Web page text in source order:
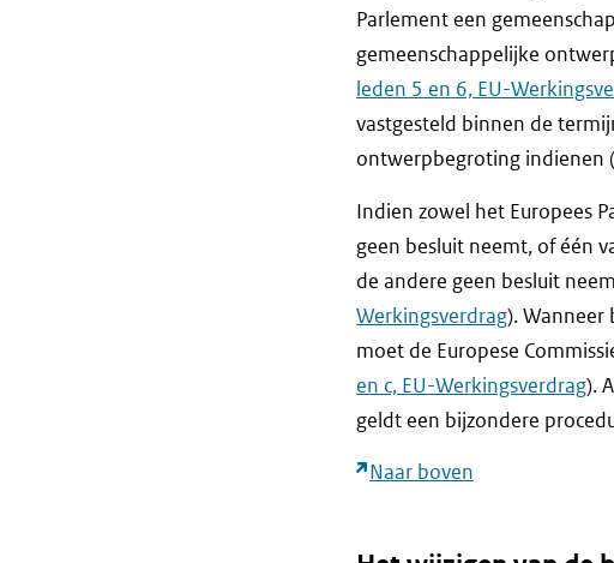
Parlement een
gemeenschappelijke
leden 5 en 6, EU-
vastgesteld binnen de
ontwerpbegroting indienen (
Indien zowel het Europees
geen besluit neemt, of één
de andere geen besluit
Werkingsverdrag). Wanneer
moet de Europese
en c, EU-Werkingsverdrag).
geldt een bijzondere
Naar boven